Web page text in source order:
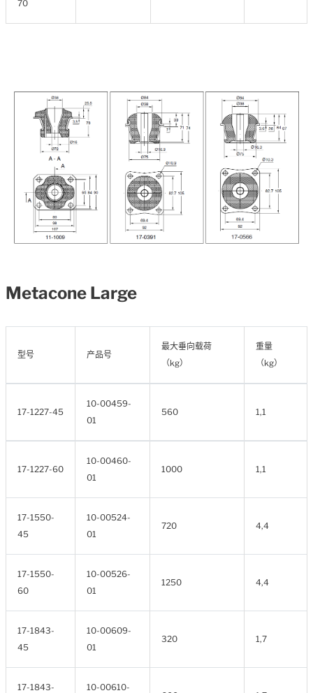
70
Metacone Large
型号 产品号
最大垂向载荷
（kg）
重量
（kg）
17-1227-45
10-00459-
01
560 1,1
17-1227-60
10-00460-
01
1000 1,1
17-1550-
45
10-00524-
01
720 4,4
17-1550-
60
10-00526-
01
1250 4,4
17-1843-
45
10-00609-
01
320 1,7
17-1843-
10-00610-